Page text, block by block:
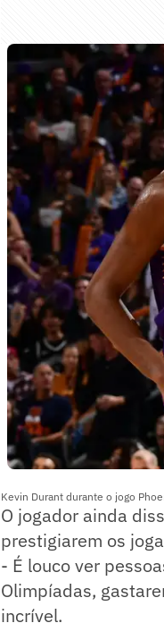
Kevin Durant durante o jogo
O jogador ainda
prestigiarem os
- É louco ver
Olimpíadas,
incrível.